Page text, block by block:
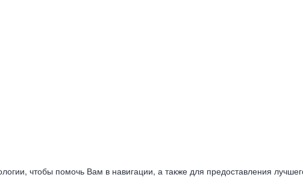
чтобы помочь Вам в навигации, а также для предоставления